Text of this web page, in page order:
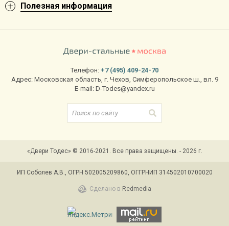
Полезная информация
Телефон: +7 (495) 409-24-70
Адрес: Московская область, г. Чехов, Симферопольское ш., вл. 9
E-mail: D-Todes@yandex.ru
«Двери Тодес» © 2016-2021. Все права защищены. - 2026 г.
ИП Соболев А.В., ОГРН 502005209860, ОГГРНИП 314502010700020
Сделано в Redmedia